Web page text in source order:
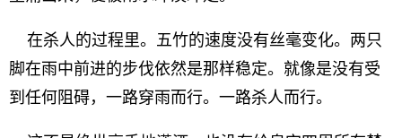
在杀人的过程里。五竹的速度没有丝毫变化。两只
脚在雨中前进的步伐依然是那样稳定。就像是没有受
到任何阻碍，一路穿雨而行。一路杀人而行。